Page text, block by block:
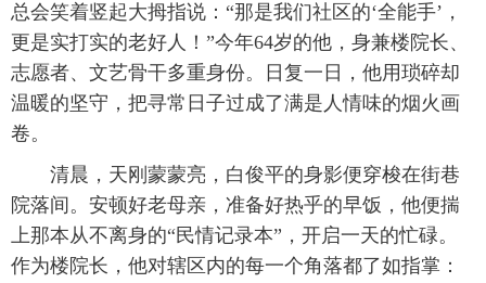
总会笑着竖起大拇指说：“那是我们社区的‘全能手’，
更是实打实的老好人！”今年64岁的他，身兼楼院长、
志愿者、文艺骨干多重身份。日复一日，他用琐碎却
温暖的坚守，把寻常日子过成了满是人情味的烟火画
卷。
清晨，天刚蒙蒙亮，白俊平的身影便穿梭在街巷
院落间。安顿好老母亲，准备好热乎的早饭，他便揣
上那本从不离身的“民情记录本”，开启一天的忙碌。
作为楼院长，他对辖区内的每一个角落都了如指掌：